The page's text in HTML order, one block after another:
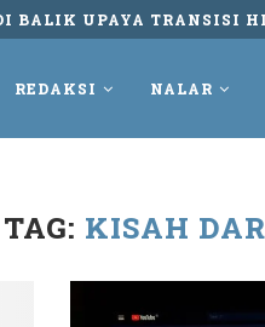
BALIK UPAYA TRANSISI
REDAKSI NALAR
TAG: KISAH